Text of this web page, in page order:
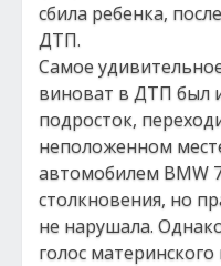
сбила ребенка,
ДТП.
Самое
виноват в ДТП был
подросток,
неположенном
автомобилем BMW
столкновения, но
не нарушала.
голос